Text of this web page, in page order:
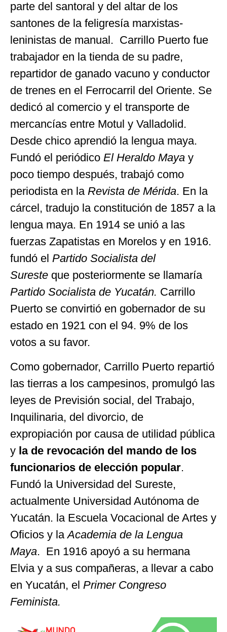
parte del santoral y del altar de los
santones de la feligresía marxistas-
leninistas de manual. Carrillo Puerto fue
trabajador en la tienda de su padre,
repartidor de ganado vacuno y conductor
de trenes en el Ferrocarril del Oriente. Se
dedicó al comercio y el transporte de
mercancías entre Motul y Valladolid.
Desde chico aprendió la lengua maya.
Fundó el periódico El Heraldo Maya y
poco tiempo después, trabajó como
periodista en la Revista de Mérida. En la
cárcel, tradujo la constitución de 1857 a la
lengua maya. En 1914 se unió a las
fuerzas Zapatistas en Morelos y en 1916.
fundó el Partido Socialista del
Sureste que posteriormente se llamaría
Partido Socialista de Yucatán. Carrillo
Puerto se convirtió en gobernador de su
estado en 1921 con el 94. 9% de los
votos a su favor.
Como gobernador, Carrillo Puerto repartió
las tierras a los campesinos, promulgó las
leyes de Previsión social, del Trabajo,
Inquilinaria, del divorcio, de
expropiación por causa de utilidad pública
y la de revocación del mando de los
funcionarios de elección popular.
Fundó la Universidad del Sureste,
actualmente Universidad Autónoma de
Yucatán. la Escuela Vocacional de Artes y
Oficios y laAcademia de la Lengua
Maya. En 1916 apoyó a su hermana
Elvia y a sus compañeras, a llevar a cabo
en Yucatán, el Primer Congreso
Feminista.